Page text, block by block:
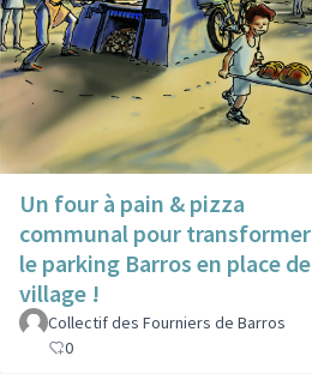
Un four à pain & pizza
communal pour transformer
le parking Barros en place de
village !
Collectif des Fourniers de Barros
0